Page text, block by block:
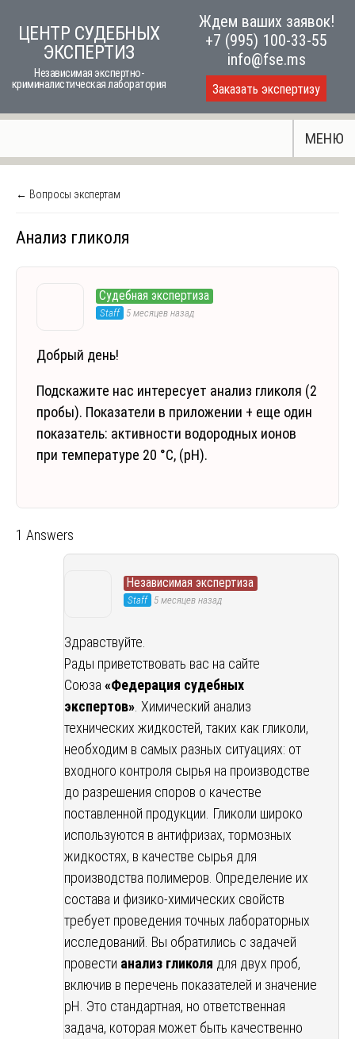
ЦЕНТР СУДЕБНЫХ
ЭКСПЕРТИЗ
Независимая экспертно-
криминалистическая лаборатория
Ждем ваших заявок!
+7 (995) 100-33-55
info@fse.ms
Заказать экспертизу
МЕНЮ
← Вопросы экспертам
Анализ гликоля
Судебная экспертиза
Staff 5 месяцев назад
Добрый день!
Подскажите нас интересует анализ гликоля (2
пробы). Показатели в приложении + еще один
показатель: активности водородных ионов
при температуре 20 °С, (рН).
1 Answers
Независимая экспертиза
Staff 5 месяцев назад
Здравствуйте.
Рады приветствовать вас на сайте
Союза «Федерация судебных
экспертов» . Химический анализ
технических жидкостей, таких как гликоли,
необходим в самых разных ситуациях: от
входного контроля сырья на производстве
до разрешения споров о качестве
поставленной продукции. Гликоли широко
используются в антифризах, тормозных
жидкостях, в качестве сырья для
производства полимеров. Определение их
состава и физико-химических свойств
требует проведения точных лабораторных
исследований. Вы обратились с задачей
провести анализ гликоля для двух проб,
включив в перечень показателей и значение
pH. Это стандартная, но ответственная
задача, которая может быть качественно